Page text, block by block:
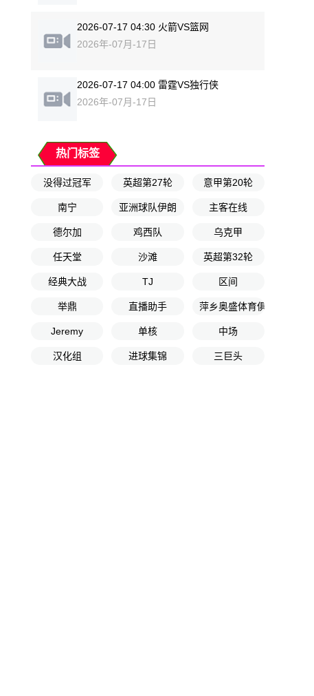
2026-07-17 04:30 火箭VS篮网
2026年-07月-17日
2026-07-17 04:00 雷霆VS独行侠
2026年-07月-17日
热门标签
没得过冠军 英超第27轮 意甲第20轮
南宁 亚洲球队伊朗 主客在线
德尔加 鸡西队 乌克甲
任天堂 沙滩 英超第32轮
经典大战 TJ 区间
举鼎 直播助手 萍乡奥盛体育俱乐部
Jeremy 单核 中场
汉化组 进球集锦 三巨头